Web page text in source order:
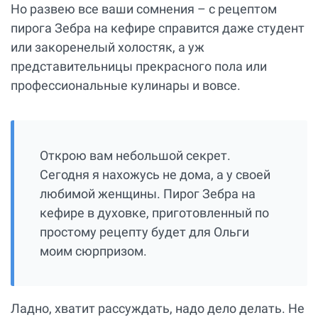
Но развею все ваши сомнения – с рецептом
пирога Зебра на кефире справится даже студент
или закоренелый холостяк, а уж
представительницы прекрасного пола или
профессиональные кулинары и вовсе.
Открою вам небольшой секрет.
Сегодня я нахожусь не дома, а у своей
любимой женщины. Пирог Зебра на
кефире в духовке, приготовленный по
простому рецепту будет для Ольги
моим сюрпризом.
Ладно, хватит рассуждать, надо дело делать. Не